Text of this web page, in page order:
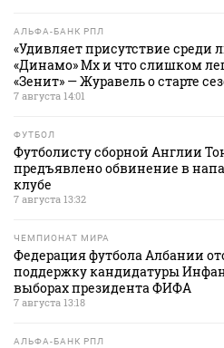
АЛЬФА-БАНК РПЛ
«Удивляет присутствие среди
«Динамо» Мх и что слишком
«Зенит» — Журавель о старте
7 августа 14:01
ФУТБОЛ
Футболисту сборной Англии
предъявлено обвинение в
клубе
7 августа 13:32
ЧЕМПИОНАТ МИРА
Федерация футбола Албании
поддержку кандидатуры
выборах президента ФИФА
7 августа 13:18
АЛЬФА-БАНК РПЛ